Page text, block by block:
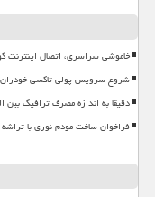
خاموشی سراسری، اتصال اینترنت
شروع سرویس پولی تاکسی
دقیقا به اندازه مصرف ترافیک
فراخوان ساخت مودم نوری با